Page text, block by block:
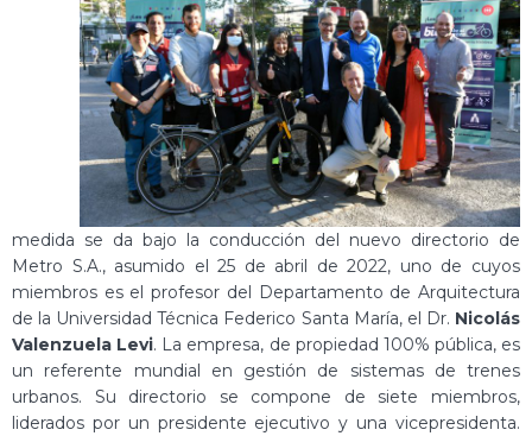
medida se da bajo la conducción del nuevo directorio de
Metro S.A., asumido el 25 de abril de 2022, uno de cuyos
miembros es el profesor del Departamento de Arquitectura
de la Universidad Técnica Federico Santa María, el Dr. Nicolás
Valenzuela Levi. La empresa, de propiedad 100% pública, es
un referente mundial en gestión de sistemas de trenes
urbanos. Su directorio se compone de siete miembros,
liderados por un presidente ejecutivo y una vicepresidenta.